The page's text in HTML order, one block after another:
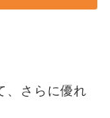
、さらに優れ